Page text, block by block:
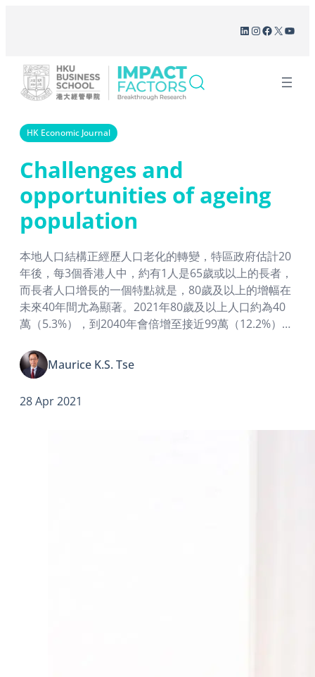
LinkedIn
Instagram
Facebook
X
HK Economic Journal
Challenges and
opportunities of ageing
population
本地人口結構正經歷人口老化的轉變，特區政府估計20
年後，每3個香港人中，約有1人是65歲或以上的長者，
而長者人口增長的一個特點就是，80歲及以上的增幅在
未來40年間尤為顯著。2021年80歲及以上人口約為40
萬（5.3%），到2040年會倍增至接近99萬（12.2%），
Maurice K.S. Tse
28 Apr 2021